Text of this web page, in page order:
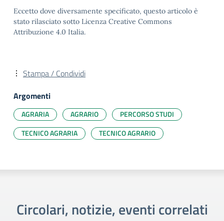
Eccetto dove diversamente specificato, questo articolo è
stato rilasciato sotto Licenza Creative Commons
Attribuzione 4.0 Italia.
Stampa / Condividi
Argomenti
AGRARIA AGRARIO
PERCORSO STUDI
TECNICO AGRARIA
TECNICO AGRARIO
Circolari, notizie, eventi correlati